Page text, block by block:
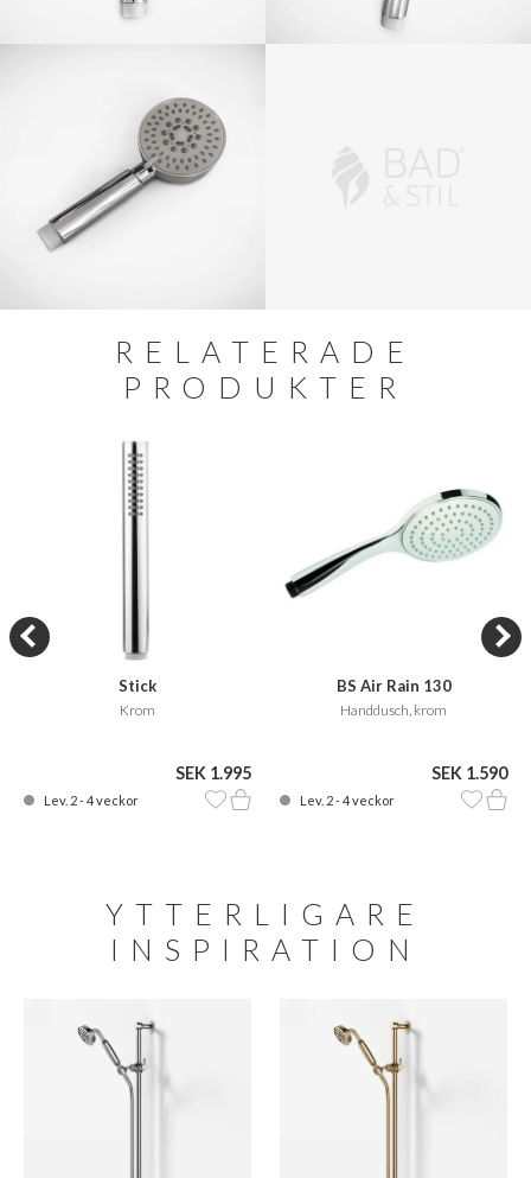
RELATERADE
PRODUKTER
Stick
Krom
SEK 1.995
Lev. 2 - 4 veckor
BS Air Rain 130
Handdusch, krom
SEK 1.590
Lev. 2 - 4 veckor
YTTERLIGARE
INSPIRATION